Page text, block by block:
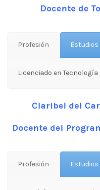
Docente de
Profesión Estudios
Licenciado en
Claribel del
Docente del
Profesión Estudios